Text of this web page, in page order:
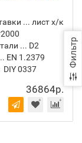
Фильтр
... лист х/к
... D2
EN 1.2379
DIY 0337
36864р.